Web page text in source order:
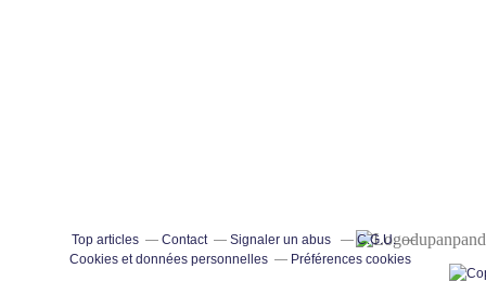
Top articles Contact Signaler un abus
C.G.U.
Cookies et données personnelles
Préférences cookies